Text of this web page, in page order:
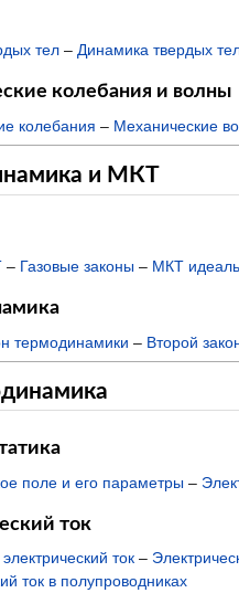
тел – Динамика твердых
колебания и волны
колебания – Механические
и МКТ
– Газовые законы – МКТ
термодинамики – Второй
поле и его параметры –
ток
ток–
ток в полупроводниках